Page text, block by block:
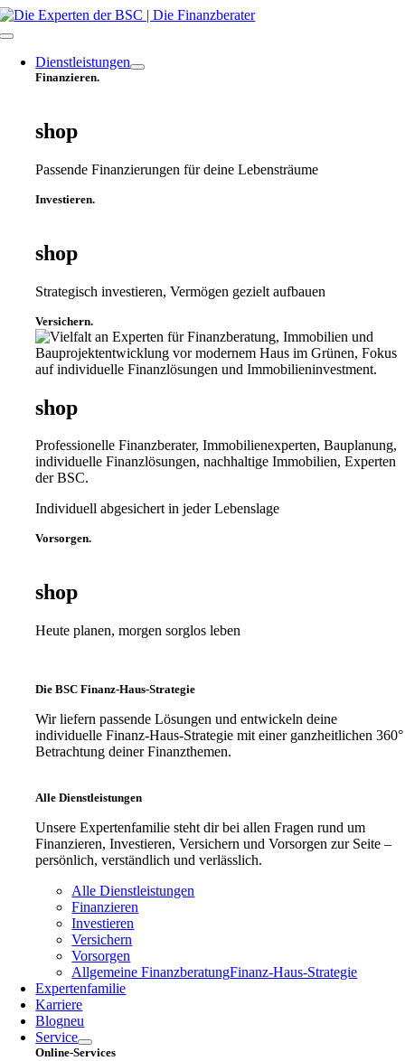
Zum
Inhalt
Toggle
NavigationDienstleistungen
Finanzieren.
shop
Passende Finanzierungen für deine Lebensträume
Investieren.
shop
Strategisch investieren, Vermögen gezielt aufbauen
Versichern.
shop
Professionelle Finanzberater, Immobilienexperten, Bauplanung,
individuelle Finanzlösungen, nachhaltige Immobilien, Experten
der BSC.
Individuell abgesichert in jeder Lebenslage
Vorsorgen.
shop
Heute planen, morgen sorglos leben
Die BSC Finanz-Haus-Strategie
Wir liefern passende Lösungen und entwickeln deine
individuelle Finanz-Haus-Strategie mit einer ganzheitlichen 360°
Betrachtung deiner Finanzthemen.
Alle Dienstleistungen
Unsere Expertenfamilie steht dir bei allen Fragen rund um
Finanzieren, Investieren, Versichern und Vorsorgen zur Seite –
persönlich, verständlich und verlässlich.
Alle Dienstleistungen
Finanzieren
Investieren
Versichern
Vorsorgen
Allgemeine FinanzberatungFinanz‑Haus‑Strategie
Expertenfamilie
Karriere
Blogneu
Service
Online-Services